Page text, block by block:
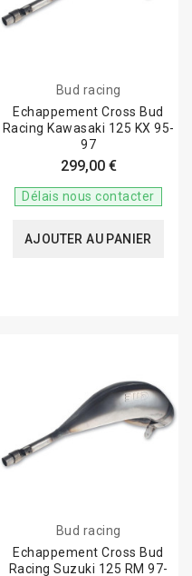
Bud racing
Echappement Cross Bud
Racing Kawasaki 125 KX 95-
97
299,00 €
Délais nous contacter
AJOUTER AU PANIER
Bud racing
Echappement Cross Bud
Racing Suzuki 125 RM 97-